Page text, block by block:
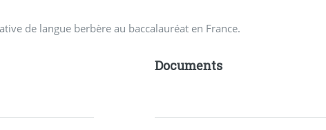
de langue berbère au baccalauréat en France.
Documents